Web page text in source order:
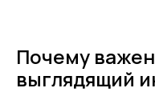
Почему
выглядящий